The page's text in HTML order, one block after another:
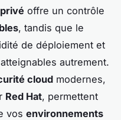
offre un contrôle
, tandis que le
de déploiement et
autrement.
cloud modernes,
Red Hat, permettent
vos environnements